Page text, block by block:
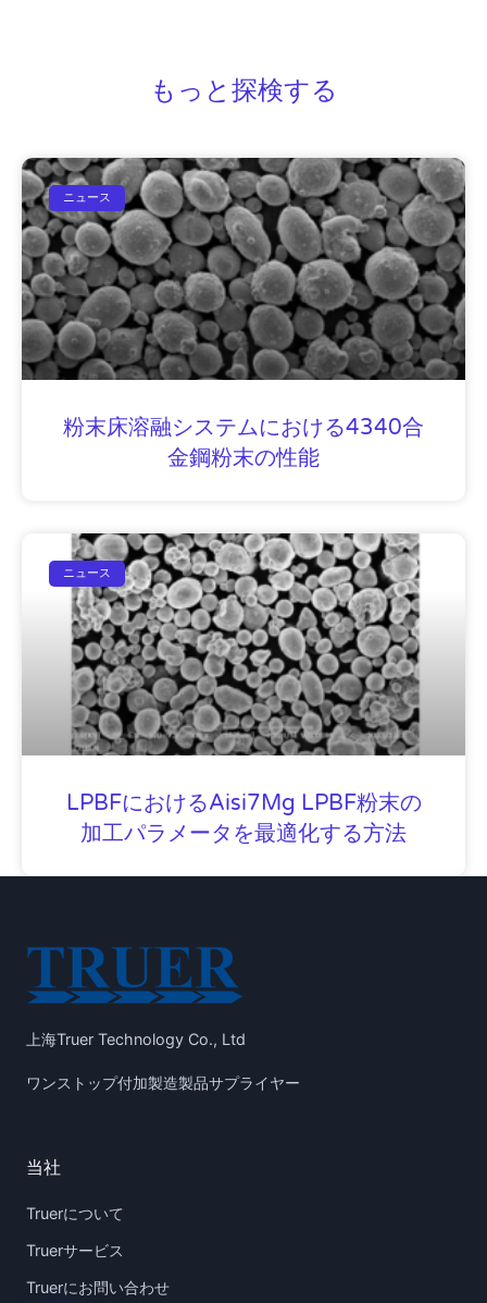
もっと探検する
ニュース
粉末床溶融システムにおける4340合
金鋼粉末の性能
ニュース
LPBFにおけるAisi7Mg LPBF粉末の
加工パラメータを最適化する方法
上海Truer Technology Co., Ltd
ワンストップ付加製造製品サプライヤー
当社
Truerについて
Truerサービス
Truerにお問い合わせ